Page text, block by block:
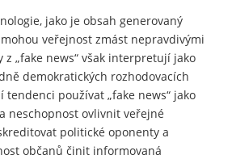
jako je obsah generovaný
veřejnost zmást nepravdivými
z „fake news“ však interpretují jako
demokratických rozhodovacích
používat „fake news“ jako
neschopnost ovlivnit veřejné
politické oponenty a
občanů činit informovaná